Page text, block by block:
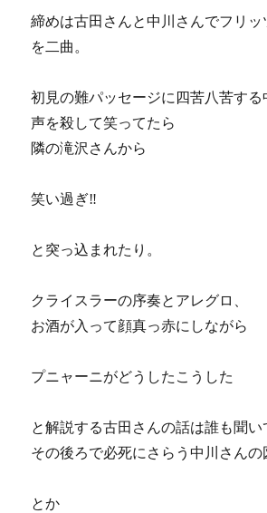
締めは古田さんと中川さんでフリ
を二曲。
初見の難パッセージに四苦八苦する
声を殺して笑ってたら
隣の滝沢さんから
笑い過ぎ‼
と突っ込まれたり。
クライスラーの序奏とアレグロ、
お酒が入って顔真っ赤にしながら
プニャーニがどうしたこうした
と解説する古田さんの話は誰も聞い
その後ろで必死にさらう中川さんの
とか